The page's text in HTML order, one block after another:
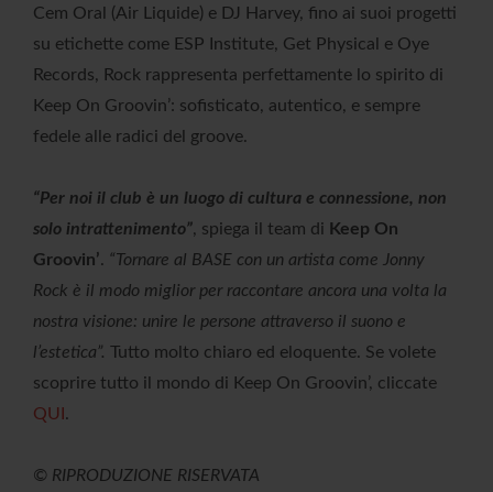
Cem Oral (Air Liquide) e DJ Harvey, fino ai suoi progetti
su etichette come ESP Institute, Get Physical e Oye
Records, Rock rappresenta perfettamente lo spirito di
Keep On Groovin’: sofisticato, autentico, e sempre
fedele alle radici del groove.
“Per noi il club è un luogo di cultura e connessione, non
solo intrattenimento”, spiega il team di Keep On
Groovin’. “Tornare al BASE con un artista come Jonny
Rock è il modo miglior per raccontare ancora una volta la
nostra visione: unire le persone attraverso il suono e
l’estetica”. Tutto molto chiaro ed eloquente. Se volete
scoprire tutto il mondo di Keep On Groovin’, cliccate
QUI .
© RIPRODUZIONE RISERVATA